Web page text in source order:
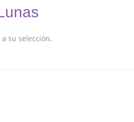
su selección.